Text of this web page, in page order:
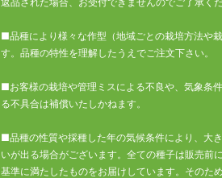
■品種により様々な作型（地域ごとの栽培方法や
す。品種の特性を理解したうえでご注文下さい。
■お客様の栽培や管理ミスによる不良や、気象条
る不具合は補償いたしかねます。
■品種の性質や採種した年の気候条件により、大
いが出る場合がございます。全ての種子は販売前
基準に満たしたものをお届けしています。そのた